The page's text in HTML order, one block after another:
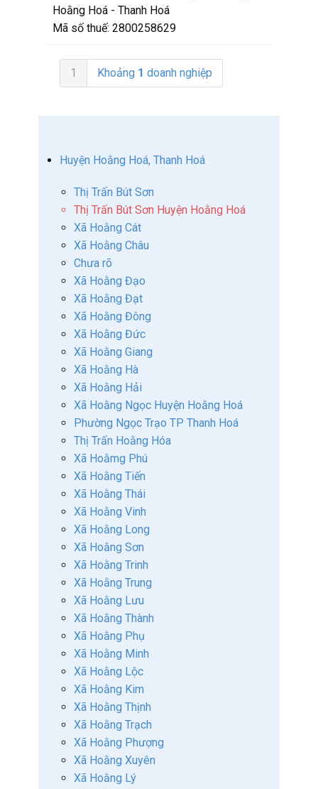
Hoằng Hoá - Thanh Hoá
Mã số thuế: 2800258629
1 Khoảng 1 doanh nghiệp
Huyện Hoằng Hoá, Thanh Hoá
Thị Trấn Bút Sơn
Thị Trấn Bút Sơn Huyện Hoằng Hoá
Xã Hoằng Cát
Xã Hoằng Châu
Chưa rõ
Xã Hoằng Đạo
Xã Hoằng Đạt
Xã Hoằng Đông
Xã Hoằng Đức
Xã Hoằng Giang
Xã Hoằng Hà
Xã Hoằng Hải
Xã Hoằng Ngọc Huyện Hoằng Hoá
Phường Ngọc Trạo TP Thanh Hoá
Thị Trấn Hoằng Hóa
Xã Hoằmg Phú
Xã Hoằng Tiến
Xã Hoằng Thái
Xã Hoằng Vinh
Xã Hoằng Long
Xã Hoằng Sơn
Xã Hoằng Trinh
Xã Hoằng Trung
Xã Hoằng Lưu
Xã Hoằng Thành
Xã Hoằng Phụ
Xã Hoằng Minh
Xã Hoằng Lộc
Xã Hoằng Kim
Xã Hoằng Thịnh
Xã Hoằng Trạch
Xã Hoằng Phượng
Xã Hoằng Xuyên
Xã Hoằng Lý